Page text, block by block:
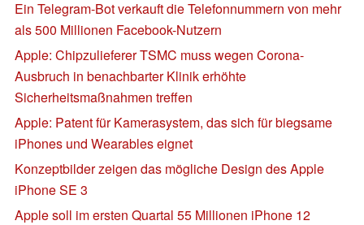
Ein Telegram-Bot verkauft die Telefonnummern von mehr
als 500 Millionen Facebook-Nutzern
Apple: Chipzulieferer TSMC muss wegen Corona-
Ausbruch in benachbarter Klinik erhöhte
Sicherheitsmaßnahmen treffen
Apple: Patent für Kamerasystem, das sich für biegsame
iPhones und Wearables eignet
Konzeptbilder zeigen das mögliche Design des Apple
iPhone SE 3
Apple soll im ersten Quartal 55 Millionen iPhone 12